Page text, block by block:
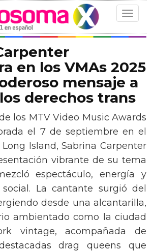
Toggle
en los VMAs 2025
mensaje a
derechos trans
los MTV Video Music Awards
el 7 de septiembre en el
Island, Sabrina Carpenter
vibrante de su tema
espectáculo, energía y
La cantante surgió del
desde una alcantarilla,
ambientado como la ciudad
vintage, acompañada de
drag queens que